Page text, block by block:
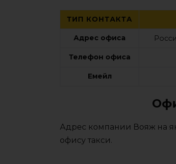
ТИП КОНТАКТА
Адрес офиса
Телефон офиса
Емейл
Адрес компании Вояж на
офису такси.